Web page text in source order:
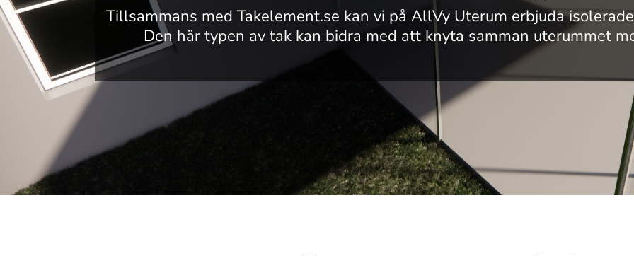
Tillsammans med Takelement.se kan vi på AllVy Uterum erbjuda
Den här typen av tak kan bidra med att knyta samman uterummet